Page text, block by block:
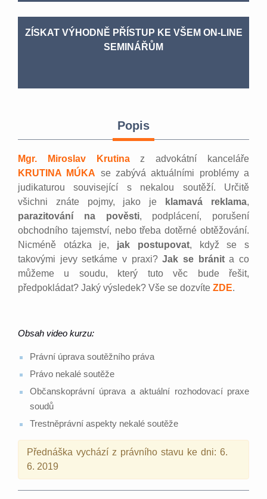
ZÍSKAT VÝHODNĚ PŘÍSTUP KE VŠEM ON-LINE
SEMINÁŘŮM
Popis
Mgr. Miroslav Krutinaz advokátní kanceláře
KRUTINA MÚKA se zabývá aktuálními problémy a
judikaturou související s nekalou soutěží. Určitě
všichni znáte pojmy, jako je
klamavá reklama,
parazitování na pověsti, podplácení, porušení
obchodního tajemství, nebo třeba dotěrné obtěžování.
Nicméně otázka je, jak postupovat, když se s
takovými jevy setkáme v praxi?Jak se bránita co
můžeme u soudu, který tuto věc bude řešit,
předpokládat? Jaký výsledek? Vše se dozvíte ZDE.
Obsah video kurzu:
Právní úprava soutěžního práva
Právo nekalé soutěže
Občanskoprávní úprava a aktuální rozhodovací praxe
soudů
Trestněprávní aspekty nekalé soutěže
Přednáška vychází z právního stavu ke dni: 6.
6. 2019